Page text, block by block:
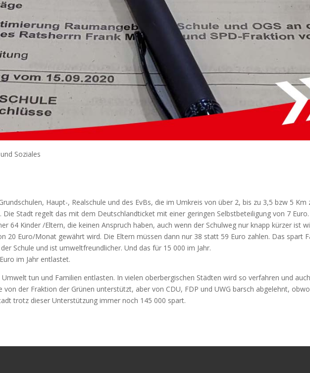
Soziales
Haupt-, Realschule und des EvBs, die im Umkreis von über 2, bis zu 3,5 bzw 5 Km
Stadt regelt das mit dem Deutschlandticket mit einer geringen Selbstbeteiligung von 7 Euro.
64 Kinder /Eltern, die keinen Anspruch haben, auch wenn der Schulweg nur knapp kürzer ist
20 Euro/Monat gewährt wird. Die Eltern müssen dann nur 38 statt 59 Euro zahlen. Das spart
Schule und ist umweltfreundlicher. Und das für 15 000 im Jahr.
im Jahr entlastet.
tun und Familien entlasten. In vielen oberbergischen Städten wird so verfahren und
von der Fraktion der Grünen unterstützt, aber von CDU, FDP und UWG barsch abgelehnt,
trotz dieser Unterstützung immer noch 145 000 spart.